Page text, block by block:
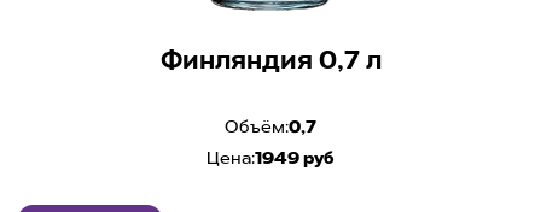
Финляндия 0,7 л
Объём:0,7
Цена:1949 руб